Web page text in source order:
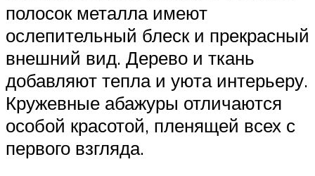
полосок металла имеют
ослепительный блеск и прекрасный
внешний вид. Дерево и ткань
добавляют тепла и уюта интерьеру.
Кружевные абажуры отличаются
особой красотой, пленящей всех с
первого взгляда.